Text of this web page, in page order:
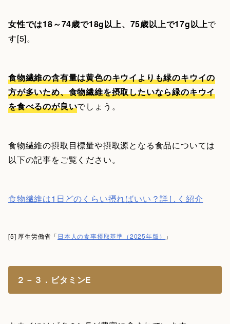
女性では18～74歳で18g以上、75歳以上で17g以上で
す[5]。
食物繊維の含有量は黄色のキウイよりも緑のキウイの
方が多いため、食物繊維を摂取したいなら緑のキウイ
を食べるのが良いでしょう。
食物繊維の摂取目標量や摂取源となる食品については
以下の記事をご覧ください。
食物繊維は1日どのくらい摂ればいい？詳しく紹介
[5] 厚生労働省「 日本人の食事摂取基準（2025年版） 」
２－３．ビタミンE